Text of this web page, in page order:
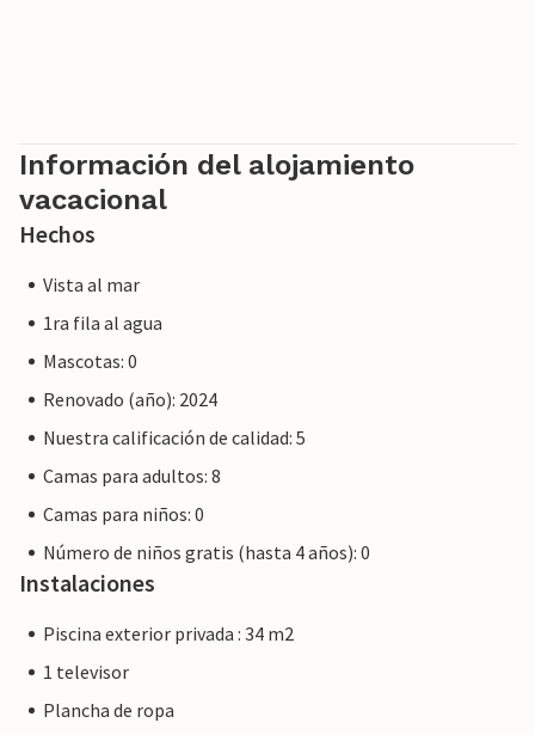
Información del alojamiento
vacacional
Hechos
Vista al mar
1ra fila al agua
Mascotas: 0
Renovado (año): 2024
Nuestra calificación de calidad: 5
Camas para adultos: 8
Camas para niños: 0
Número de niños gratis (hasta 4 años): 0
Instalaciones
Piscina exterior privada : 34 m2
1 televisor
Plancha de ropa